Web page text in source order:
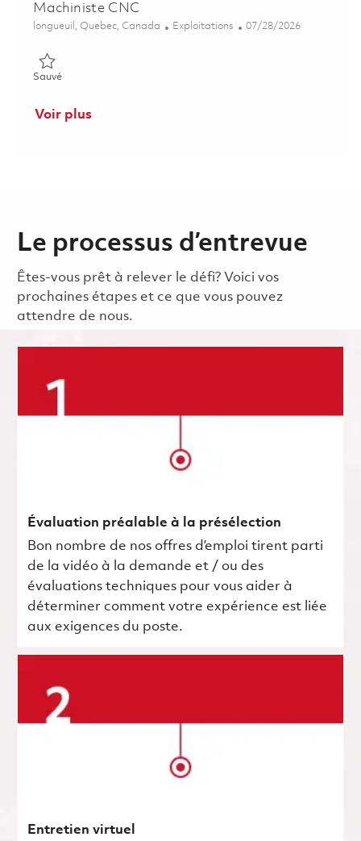
Machiniste CNC
Emplacement
longueuil, Quebec, Canada Catégorie
Exploitations Posted Date
07/28/2026
SauvéSauvé Machiniste CNC 01861134
Voir plus
Le processus d’entrevue
Êtes-vous prêt à relever le défi? Voici vos
prochaines étapes et ce que vous pouvez
attendre de nous.
Évaluation préalable à la présélection
Bon nombre de nos offres d’emploi tirent parti
de la vidéo à la demande et / ou des
évaluations techniques pour vous aider à
déterminer comment votre expérience est liée
aux exigences du poste.
Entretien virtuel